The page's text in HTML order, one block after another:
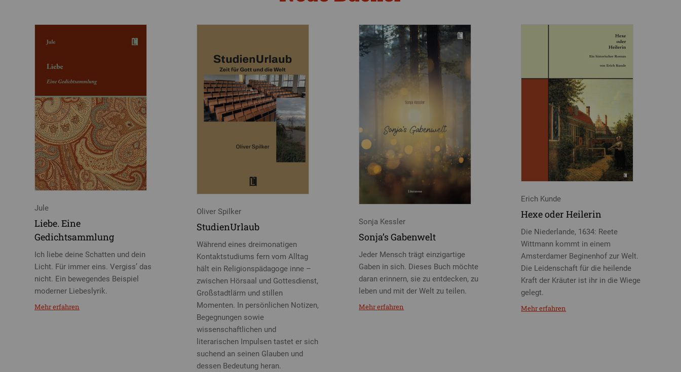
Jule
Liebe. Eine
Gedichtsammlung
Ich liebe deine Schatten und dein
Licht. Für immer eins. Vergiss’ das
nicht. Ein bewegendes Beispiel
moderner Liebeslyrik.
Mehr erfahren
Oliver Spilker
StudienUrlaub
Während eines dreimonatigen
Kontaktstudiums fern vom Alltag
hält ein Religionspädagoge inne –
zwischen Hörsaal und Gottesdienst,
Großstadtlärm und stillen
Momenten. In persönlichen Notizen,
Begegnungen sowie
wissenschaftlichen und
literarischen Impulsen tastet er sich
suchend an seinen Glauben und
dessen Bedeutung heran.
Sonja Kessler
Sonja’s Gabenwelt
Jeder Mensch trägt einzigartige
Gaben in sich. Dieses Buch möchte
daran erinnern, sie zu entdecken, zu
leben und mit der Welt zu teilen.
Mehr erfahren
Erich Kunde
Hexe oder Heilerin
Die Niederlande, 1634: Reete
Wittmann kommt in einem
Amsterdamer Beginenhof zur Welt.
Die Leidenschaft für die heilende
Kraft der Kräuter ist ihr in die Wiege
gelegt.
Mehr erfahren